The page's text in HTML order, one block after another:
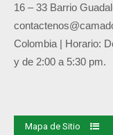
16 – 33 Barrio
Colombia | Horario:
y de 2:00 a 5:30 pm.
Mapa de Sitio